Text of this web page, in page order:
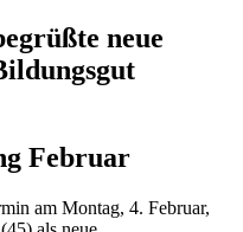
neue
Februar
am Montag, 4. Februar,